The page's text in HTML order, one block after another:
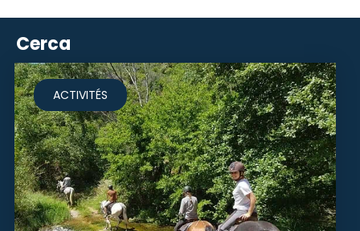
Cerca
ACTIVITÉS